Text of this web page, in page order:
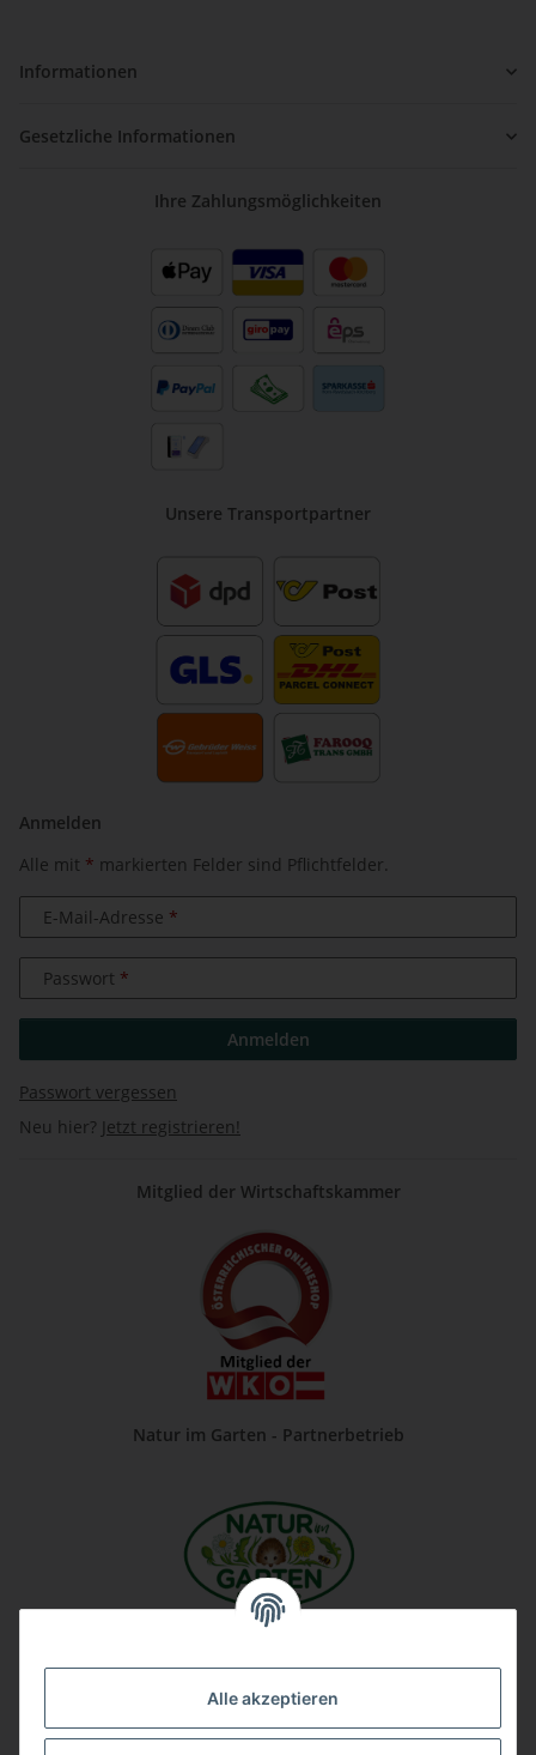
Alle akzeptieren
Informationen
Gesetzliche Informationen
Ihre Zahlungsmöglichkeiten
Unsere Transportpartner
Anmelden
Alle mit * markierten Felder sind Pflichtfelder.
E-Mail-Adresse
Passwort
Anmelden
Passwort vergessen
Neu hier? Jetzt registrieren!
Mitglied der Wirtschaftskammer
Natur im Garten - Partnerbetrieb